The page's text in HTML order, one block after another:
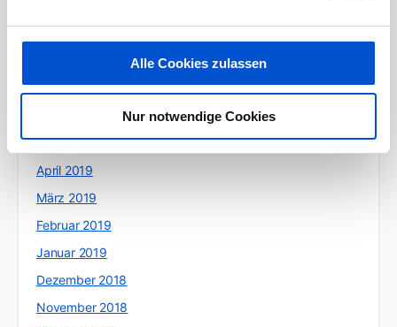
Alle Cookies zulassen
Nur notwendige Cookies
Juli 2019
Mai 2019
April 2019
März 2019
Februar 2019
Januar 2019
Dezember 2018
November 2018